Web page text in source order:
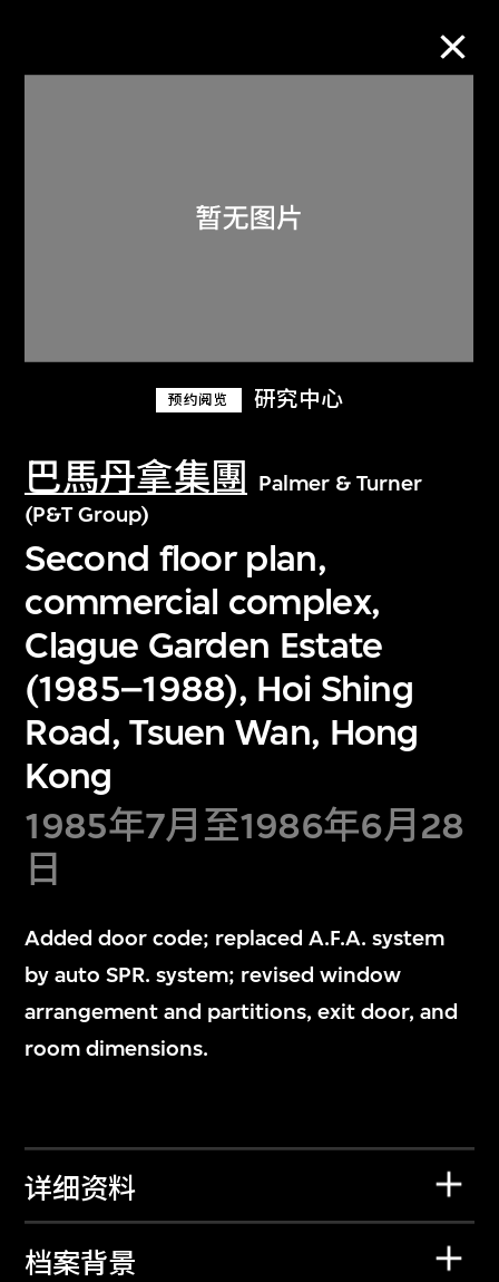
预约阅览 研究中心
巴馬丹拿集團
Palmer & Turner
(P&T Group)
Second floor plan,
commercial complex,
Clague Garden Estate
(1985–1988), Hoi Shing
Road, Tsuen Wan, Hong
Kong
1985年7月至1986年6月28
日
Added door code; replaced A.F.A. system
by auto SPR. system; revised window
arrangement and partitions, exit door, and
room dimensions.
详细资料
档案背景
关于M+藏品
探索世界顶级的二十及二十一世纪视觉
文化藏品。